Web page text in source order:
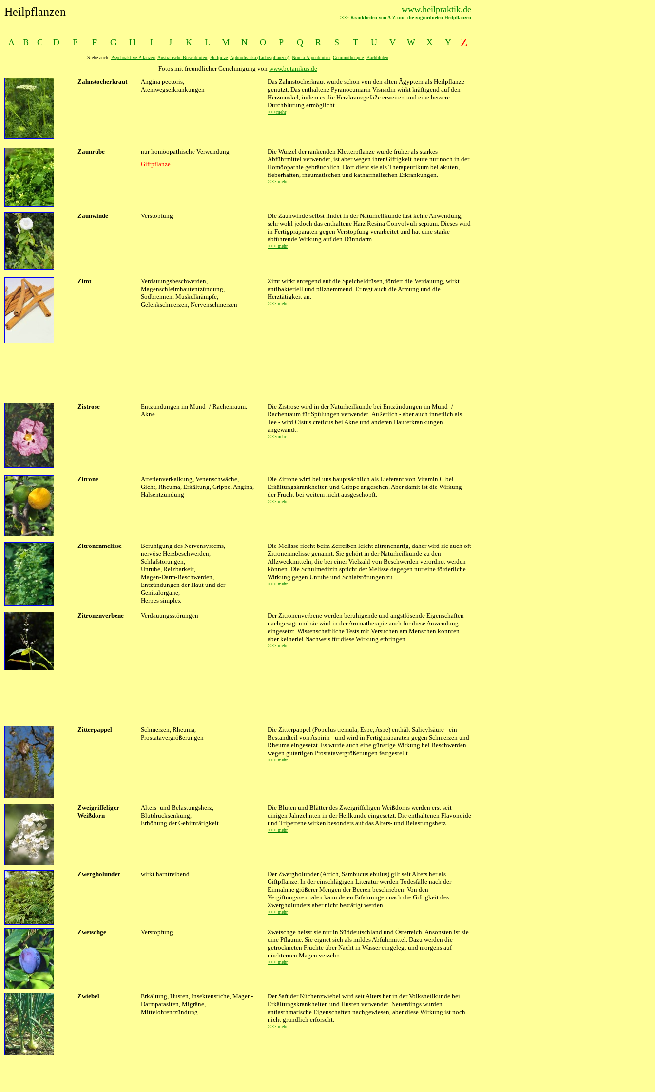
Heilpflanzen www.heilpraktik.de
>>> Krankheiten von A-Z und die zugeordneten Heilpflanzen
A B C D E F G H I J K L M N O P Q R S T U V W X Y Z
Siehe auch: Psychoaktive Pflanzen Australische Buschblüten Heilpilze Aphrodisiaka (Liebespflanzen) Noreia-Alpenblüten Gemmotherapie Bachblüten
Fotos mit freundlicher Genehmigung von www.botanikus.de
Zahnstocherkraut
Angina pectoris,
Atemwegserkrankungen
Das Zahnstocherkraut wurde schon von den alten Ägyptern als Heilpflanze
genutzt. Das enthaltene Pyranocumarin Visnadin wirkt kräftigend auf den
Herzmuskel, indem es die Herzkranzgefäße erweitert und eine bessere
Durchblutung ermöglicht.
>>>mehr
Zaunrübe
nur homöopathische Verwendung
Giftpflanze !
Die Wurzel der rankenden Kletterpflanze wurde früher als starkes
Abführmittel verwendet, ist aber wegen ihrer Giftigkeit heute nur noch in der
Homöopathie gebräuchlich. Dort dient sie als Therapeutikum bei akuten,
fieberhaften, rheumatischen und katharrhalischen Erkrankungen.
>>> mehr
Zaunwinde Verstopfung
Die Zaunwinde selbst findet in der Naturheilkunde fast keine Anwendung,
sehr wohl jedoch das enthaltene Harz Resina Convolvuli sepium. Dieses wird
in Fertigpräparaten gegen Verstopfung verarbeitet und hat eine starke
abführende Wirkung auf den Dünndarm.
>>> mehr
Zimt
Verdauungsbeschwerden,
Magenschleimhautentzündung,
Sodbrennen, Muskelkrämpfe,
Gelenkschmerzen, Nervenschmerzen
Zimt wirkt anregend auf die Speicheldrüsen, fördert die Verdauung, wirkt
antibakteriell und pilzhemmend. Er regt auch die Atmung und die
Herztätigkeit an.
>>> mehr
Zistrose
Entzündungen im Mund- / Rachenraum,
Akne
Die Zistrose wird in der Naturheilkunde bei Entzündungen im Mund- /
Rachenraum für Spülungen verwendet. Äußerlich - aber auch innerlich als
Tee - wird Cistus creticus bei Akne und anderen Hauterkrankungen
angewandt.
>>>mehr
Zitrone
Arterienverkalkung, Venenschwäche,
Gicht, Rheuma, Erkältung, Grippe, Angina,
Halsentzündung
Die Zitrone wird bei uns hauptsächlich als Lieferant von Vitamin C bei
Erkältungskrankheiten und Grippe angesehen. Aber damit ist die Wirkung
der Frucht bei weitem nicht ausgeschöpft.
>>> mehr
Zitronenmelisse
Beruhigung des Nervensystems,
nervöse Herzbeschwerden,
Schlafstörungen,
Unruhe, Reizbarkeit,
Magen-Darm-Beschwerden,
Entzündungen der Haut und der
Genitalorgane,
Herpes simplex
Die Melisse riecht beim Zerreiben leicht zitronenartig, daher wird sie auch oft
Zitronenmelisse genannt. Sie gehört in der Naturheilkunde zu den
Allzweckmitteln, die bei einer Vielzahl von Beschwerden verordnet werden
können. Die Schulmedizin spricht der Melisse dagegen nur eine förderliche
Wirkung gegen Unruhe und Schlafstörungen zu.
>>> mehr
Zitronenverbene Verdauungsstörungen
Der Zitronenverbene werden beruhigende und angstlösende Eigenschaften
nachgesagt und sie wird in der Aromatherapie auch für diese Anwendung
eingesetzt. Wissenschaftliche Tests mit Versuchen am Menschen konnten
aber keinerlei Nachweis für diese Wirkung erbringen.
>>> mehr
Zitterpappel
Schmerzen, Rheuma,
Prostatavergrößerungen
Die Zitterpappel (Populus tremula, Espe, Aspe) enthält Salicylsäure - ein
Bestandteil von Aspirin - und wird in Fertigpräparaten gegen Schmerzen und
Rheuma eingesetzt. Es wurde auch eine günstige Wirkung bei Beschwerden
wegen gutartigen Prostatavergrößerungen festgestellt.
>>> mehr
Zweigriffeliger
Weißdorn
Alters- und Belastungsherz,
Blutdrucksenkung,
Erhöhung der Gehirntätigkeit
Die Blüten und Blätter des Zweigriffeligen Weißdorns werden erst seit
einigen Jahrzehnten in der Heilkunde eingesetzt. Die enthaltenen Flavonoide
und Tripertene wirken besonders auf das Alters- und Belastungsherz.
>>> mehr
Zwergholunder wirkt harntreibend
Der Zwergholunder (Attich, Sambucus ebulus) gilt seit Alters her als
Giftpflanze. In der einschlägigen Literatur werden Todesfälle nach der
Einnahme größerer Mengen der Beeren beschrieben. Von den
Vergiftungszentralen kann deren Erfahrungen nach die Giftigkeit des
Zwergholunders aber nicht bestätigt werden.
>>> mehr
Zwetschge Verstopfung
Zwetschge heisst sie nur in Süddeutschland und Österreich. Ansonsten ist sie
eine Pflaume. Sie eignet sich als mildes Abführmittel. Dazu werden die
getrockneten Früchte über Nacht in Wasser eingelegt und morgens auf
nüchternen Magen verzehrt.
>>> mehr
Zwiebel
Erkältung, Husten, Insektenstiche, Magen-
Darmparasiten, Migräne,
Mittelohrentzündung
Der Saft der Küchenzwiebel wird seit Alters her in der Volksheilkunde bei
Erkältungskrankheiten und Husten verwendet. Neuerdings wurden
antiasthmatische Eigenschaften nachgewiesen, aber diese Wirkung ist noch
nicht gründlich erforscht.
>>> mehr